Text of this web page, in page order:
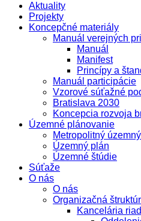
Aktuality
Projekty
Koncepčné materiály
Manuál verejných
Manuál
Manifest
Princípy a
Manuál participácie
Vzorové súťažné
Bratislava 2030
Koncepcia rozvoja
Územné plánovanie
Metropolitný
Územný plán
Územné štúdie
Súťaže
O nás
O nás
Organizačná
Kancelária